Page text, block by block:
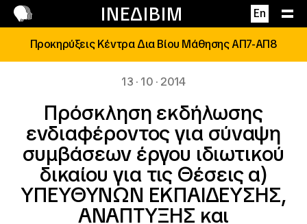
ΙΝΕΔΙΒΙΜ En
Επικοινωνία
Προκηρύξεις Κέντρα Δια Βίου Μάθησης ΑΠ7-ΑΠ8
13 · 10 · 2014
Πρόσκληση εκδήλωσης
ενδιαφέροντος για σύναψη
συμβάσεων έργου ιδιωτικού
δικαίου για τις Θέσεις α)
ΥΠΕΥΘΥΝΩΝ ΕΚΠΑΙΔΕΥΣΗΣ,
ΑΝΑΠΤΥΞΗΣ και